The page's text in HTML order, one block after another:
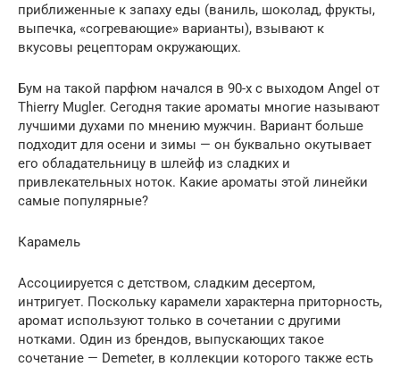
приближенные к запаху еды (ваниль, шоколад, фрукты,
выпечка, «согревающие» варианты), взывают к
вкусовы рецепторам окружающих.
Бум на такой парфюм начался в 90-х с выходом Angel от
Thierry Mugler. Сегодня такие ароматы многие называют
лучшими духами по мнению мужчин. Вариант больше
подходит для осени и зимы — он буквально окутывает
его обладательницу в шлейф из сладких и
привлекательных ноток. Какие ароматы этой линейки
самые популярные?
Карамель
Ассоциируется с детством, сладким десертом,
интригует. Поскольку карамели характерна приторность,
аромат используют только в сочетании с другими
нотками. Один из брендов, выпускающих такое
сочетание — Demeter, в коллекции которого также есть